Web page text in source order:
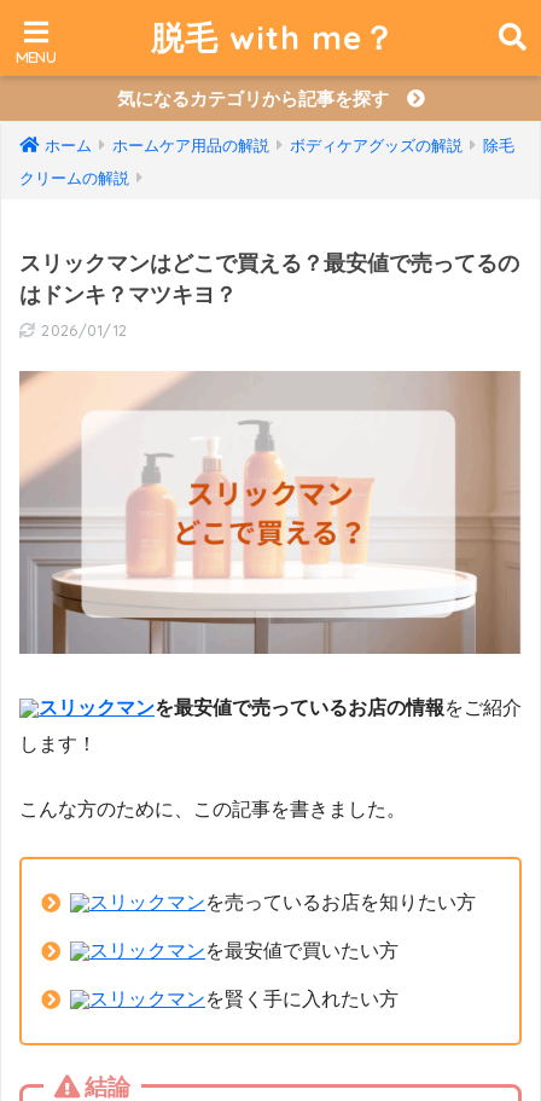
脱毛 with me？
気になるカテゴリから記事を探す
ホーム ホームケア用品の解説 ボディケアグッズの解説
除毛
クリームの解説
スリックマンはどこで買える？最安値で売ってるの
はドンキ？マツキヨ？
2026/01/12
スリックマンを最安値で売っているお店の情報をご紹介
します！
こんな方のために、この記事を書きました。
スリックマンを売っているお店を知りたい方
スリックマンを最安値で買いたい方
スリックマンを賢く手に入れたい方
結論